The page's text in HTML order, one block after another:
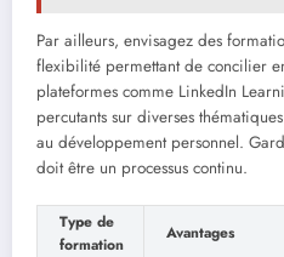
Par ailleurs, envisagez des
flexibilité permettant de concilier
plateformes comme LinkedIn
percutants sur diverses
au développement personnel.
doit être un processus continu.
Type de
formation
Avantages